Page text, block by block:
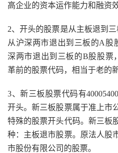
高企业的资本运作能力和融资效
2、开头的股票是从主板退到
从沪深两市退出到三板的A股
深两市退出到三板的B股股票
革前的股票代码，相当于老的
3、新三板股票代码有
开头。新三板股票属于准上市
特殊的股票开头代码。新三板
种：主板退市股票。原法人股
市股份有限公司的股票。